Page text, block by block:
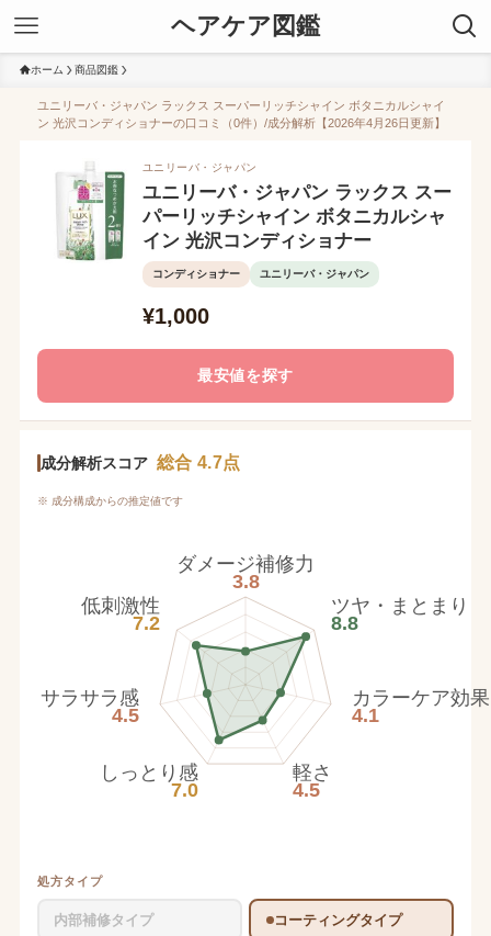
ヘアケア図鑑
ホーム 商品図鑑
ユニリーバ・ジャパン ラックス スーパーリッチシャイン ボタニカルシャイ
ン 光沢コンディショナーの口コミ（0件）/成分解析【2026年4月26日更新】
ユニリーバ・ジャパン
ユニリーバ・ジャパン ラックス スー
パーリッチシャイン ボタニカルシャ
イン 光沢コンディショナー
コンディショナー ユニリーバ・ジャパン
¥1,000
最安値を探す
成分解析スコア 総合 4.7点
※ 成分構成からの推定値です
ダメージ補修力
3.8
ツヤ・まとまり
8.8
カラーケア効果
4.1
軽さ
4.5
しっとり感
7.0
サラサラ感
4.5
低刺激性
7.2
処方タイプ
内部補修タイプ コーティングタイプ